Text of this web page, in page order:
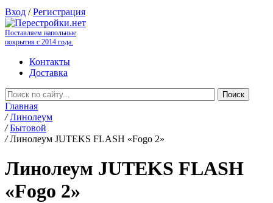
Вход /Регистрация
Поставляем напольные
покрытия с 2014 года.
Контакты
Доставка
Главная
/ Линолеум
/ Бытовой
/ Линолеум JUTEKS FLASH «Fogo 2»
Линолеум JUTEKS FLASH
«Fogo 2»